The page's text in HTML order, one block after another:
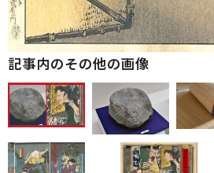
記事内のその他の画像